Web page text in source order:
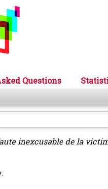
Questions
inexcusable de la